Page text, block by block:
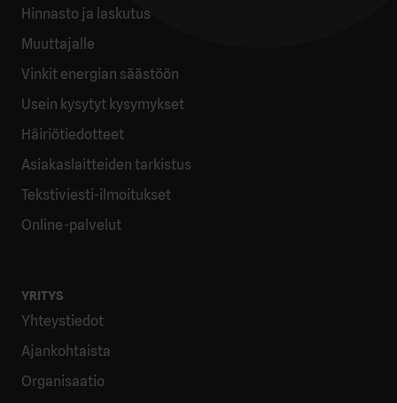
Hinnasto ja laskutus
Muuttajalle
Vinkit energian säästöön
Usein kysytyt kysymykset
Häiriötiedotteet
Asiakaslaitteiden tarkistus
Tekstiviesti-ilmoitukset
Online-palvelut
YRITYS
Yhteystiedot
Ajankohtaista
Organisaatio